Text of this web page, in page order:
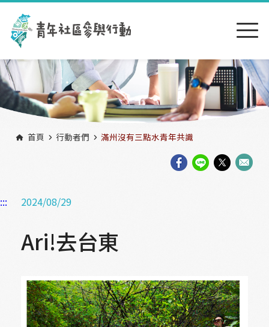
跳到主要內容區塊
首頁 行動者們 滿州沒有三點水青年共識
::: 2024/08/29
Ari!去台東